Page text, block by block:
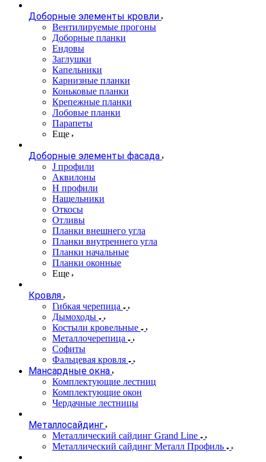
Доборные элементы кровли
Вентилируемые прогоны
Доборные планки
Ендовы
Заглушки
Капельники
Карнизные планки
Коньковые планки
Крепежные планки
Лобовые планки
Парапеты
Еще
Доборные элементы фасада
J профили
Аквилоны
Н профили
Нащельники
Откосы
Отливы
Планки внешнего угла
Планки внутреннего угла
Планки начальные
Планки оконные
Еще
Кровля
Гибкая черепица
Дымоходы
Костыли кровельные
Металлочерепица
Софиты
Фальцевая кровля
Мансардные окна
Комплектующие лестниц
Комплектующие окон
Чердачные лестницы
Металлосайдинг
Металлический сайдинг Grand Line
Металлический сайдинг Металл Профиль